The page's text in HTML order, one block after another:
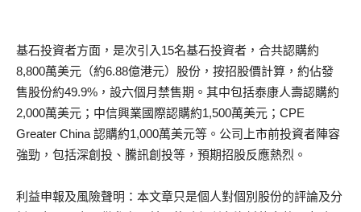
基石投資者方面，是次引入15名基石投資者，合共認購約
8,800萬美元（約6.88億港元）股份，按招股價計算，約佔發
售股份約49.9%，設六個月禁售期。其中包括泰康人壽認購約
2,000萬美元；中信興業國際認購約1,500萬美元；CPE
Greater China 認購約1,000萬美元等。公司上市前投資者陣容
強勁，包括深創投、騰訊創投等，預期招股反應熱烈。
利益申報及風險聲明：本文章只是個人對個別股份的評論及分